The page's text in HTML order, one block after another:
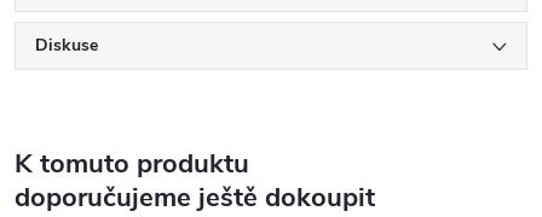
Diskuse
K tomuto produktu
doporučujeme ještě dokoupit